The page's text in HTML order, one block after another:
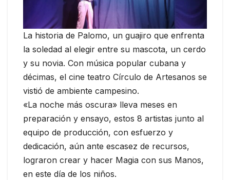
La historia de Palomo, un guajiro que enfrenta
la soledad al elegir entre su mascota, un cerdo
y su novia. Con música popular cubana y
décimas, el cine teatro Círculo de Artesanos se
vistió de ambiente campesino.
«La noche más oscura» lleva meses en
preparación y ensayo, estos 8 artistas junto al
equipo de producción, con esfuerzo y
dedicación, aún ante escasez de recursos,
lograron crear y hacer Magia con sus Manos,
en este día de los niños.